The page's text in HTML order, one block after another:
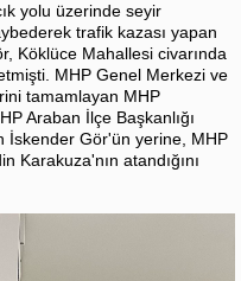
yolu üzerinde seyir
trafik kazası yapan
Köklüce Mahallesi civarında
MHP Genel Merkezi ve
tamamlayan MHP
Araban İlçe Başkanlığı
İskender Gör'ün yerine, MHP
Karakuza'nın atandığını